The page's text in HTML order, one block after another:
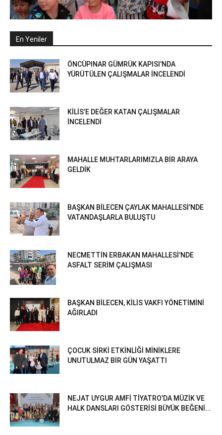
En Yeniler
ÖNCÜPINAR GÜMRÜK KAPISI’NDA
YÜRÜTÜLEN ÇALIŞMALAR İNCELENDİ
KİLİS’E DEĞER KATAN ÇALIŞMALAR
İNCELENDİ
MAHALLE MUHTARLARIMIZLA BİR ARAYA
GELDİK
BAŞKAN BİLECEN ÇAYLAK MAHALLESİ’NDE
VATANDAŞLARLA BULUŞTU
NECMETTİN ERBAKAN MAHALLESİ’NDE
ASFALT SERİM ÇALIŞMASI
BAŞKAN BİLECEN, KİLİS VAKFI YÖNETİMİNİ
AĞIRLADI
ÇOCUK SİRKİ ETKİNLİĞİ MİNİKLERE
UNUTULMAZ BİR GÜN YAŞATTI
NEJAT UYGUR AMFİ TİYATRO’DA MÜZİK VE
HALK DANSLARI GÖSTERİSİ BÜYÜK BEĞENİ...